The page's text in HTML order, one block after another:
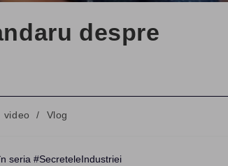
despre
video / Vlog
seria #SecreteleIndustriei